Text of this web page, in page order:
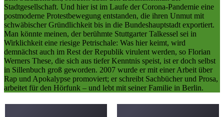
Stadtgesellschaft. Und hier ist im Laufe der Corona-Pandemie eine
postmoderne Protestbewegung entstanden, die ihren Unmut mit
schwäbischer Gründlichkeit bis in die Bundeshauptstadt exportiert.
Man könnte meinen, der berühmte Stuttgarter Talkessel sei in
Wirklichkeit eine riesige Petrischale: Was hier keimt, wird
demnächst auch im Rest der Republik virulent werden, so Florian
Werners These, die sich aus tiefer Kenntnis speist, ist er doch selbst
in Sillenbuch groß geworden. 2007 wurde er mit einer Arbeit über
Rap und Apokalypse promoviert; er schreibt Sachbücher und Prosa,
arbeitet für den Hörfunk – und lebt mit seiner Familie in Berlin.